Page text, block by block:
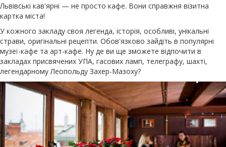
Львівські кав'ярні — не просто кафе. Вони справжня візитна
картка міста!
У кожного закладу своя легенда, історія, особливі, унікальні
страви, оригінальні рецепти. Обов'язково зайдіть в популярні
музеї-кафе та арт-кафе. Ну де ви ще зможете відпочити в
закладах присвячених УПА, гасових ламп, телеграфу, шахті,
легендарному Леопольду Захер-Мазоху?